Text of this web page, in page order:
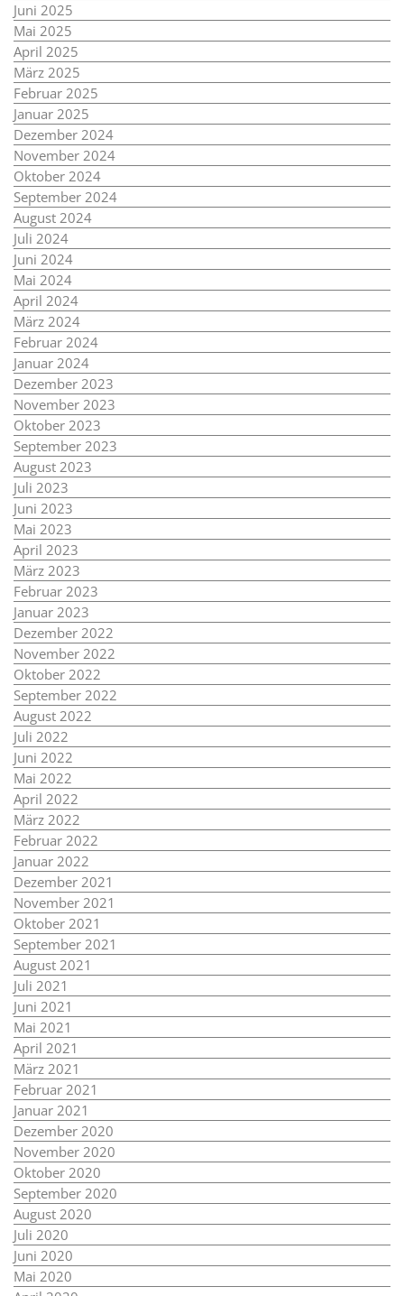
Juni 2025
Mai 2025
April 2025
März 2025
Februar 2025
Januar 2025
Dezember 2024
November 2024
Oktober 2024
September 2024
August 2024
Juli 2024
Juni 2024
Mai 2024
April 2024
März 2024
Februar 2024
Januar 2024
Dezember 2023
November 2023
Oktober 2023
September 2023
August 2023
Juli 2023
Juni 2023
Mai 2023
April 2023
März 2023
Februar 2023
Januar 2023
Dezember 2022
November 2022
Oktober 2022
September 2022
August 2022
Juli 2022
Juni 2022
Mai 2022
April 2022
März 2022
Februar 2022
Januar 2022
Dezember 2021
November 2021
Oktober 2021
September 2021
August 2021
Juli 2021
Juni 2021
Mai 2021
April 2021
März 2021
Februar 2021
Januar 2021
Dezember 2020
November 2020
Oktober 2020
September 2020
August 2020
Juli 2020
Juni 2020
Mai 2020